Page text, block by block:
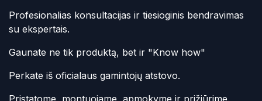
Profesionalias konsultacijas ir tiesioginis bendravimas
su ekspertais.
Gaunate ne tik produktą, bet ir "Know how"
Perkate iš oficialaus gamintojų atstovo.